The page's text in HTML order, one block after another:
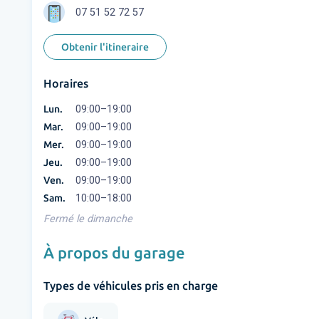
07 51 52 72 57
Obtenir l'itineraire
Horaires
Lun. 09:00–19:00
Mar. 09:00–19:00
Mer. 09:00–19:00
Jeu. 09:00–19:00
Ven. 09:00–19:00
Sam.
10:00–18:00
Fermé le dimanche
À propos du garage
Types de véhicules pris en charge